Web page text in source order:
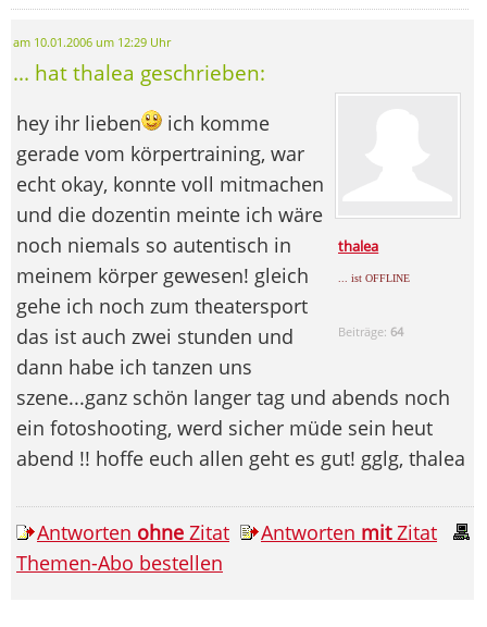
am 10.01.2006 um 12:29 Uhr
... hat thalea geschrieben:
thalea
... ist OFFLINE
Beiträge: 64
hey ihr lieben
ich komme
gerade vom körpertraining, war
echt okay, konnte voll mitmachen
und die dozentin meinte ich wäre
noch niemals so autentisch in
meinem körper gewesen! gleich
gehe ich noch zum theatersport
das ist auch zwei stunden und
dann habe ich tanzen uns
szene...ganz schön langer tag und abends noch
ein fotoshooting, werd sicher müde sein heut
abend !! hoffe euch allen geht es gut! gglg, thalea
Antworten ohne Zitat Antworten mitZitat
Themen-Abo bestellen